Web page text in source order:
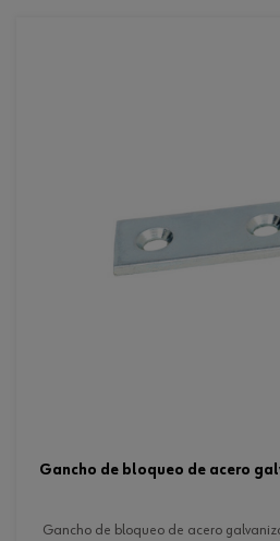
gancho de bloqueo de acero
gancho de bloqueo de acero